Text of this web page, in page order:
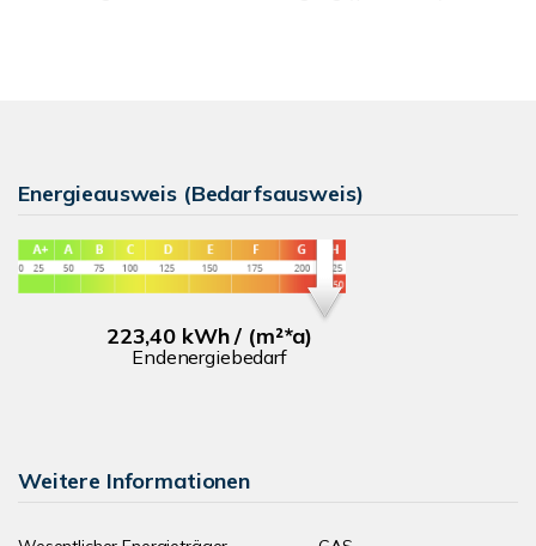
Energieausweis (Bedarfsausweis)
223,40 kWh / (m²*a)
Endenergiebedarf
Weitere Informationen